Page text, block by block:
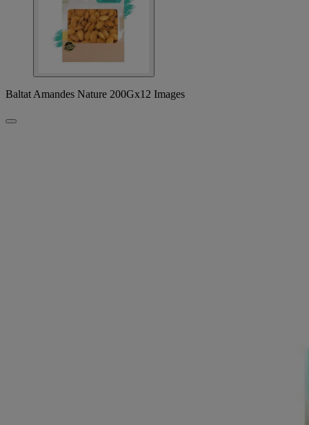
Baltat Amandes Nature 200Gx12 Images